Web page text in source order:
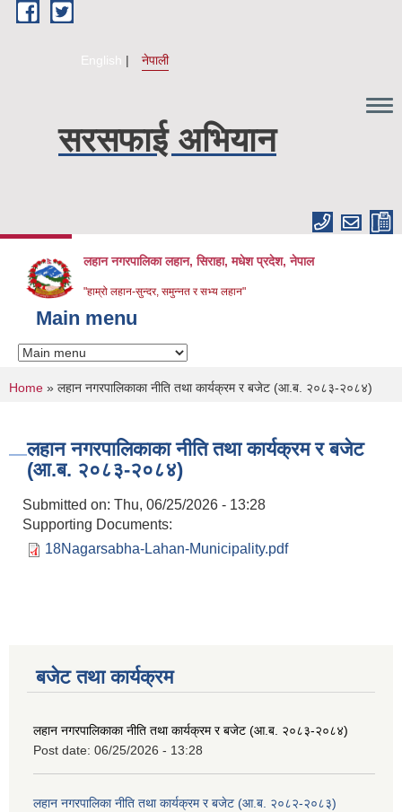
Skip to main content
English नेपाली
सरसफाई अभियान
लहान नगरपालिका लहान, सिराहा, मधेश प्रदेश, नेपाल
"हाम्रो लहान-सुन्दर, समुन्नत र सभ्य लहान"
Main menu
You are here
Home » लहान नगरपालिकाका नीति तथा कार्यक्रम र बजेट (आ.ब. २०८३-२०८४)
लहान नगरपालिकाका नीति तथा कार्यक्रम र बजेट
(आ.ब. २०८३-२०८४)
Submitted on: Thu, 06/25/2026 - 13:28
Supporting Documents:
18Nagarsabha-Lahan-Municipality.pdf
बजेट तथा कार्यक्रम
लहान नगरपालिकाका नीति तथा कार्यक्रम र बजेट (आ.ब. २०८३-२०८४)
Post date: 06/25/2026 - 13:28
लहान नगरपालिका नीति तथा कार्यक्रम र बजेट (आ.ब. २०८२-२०८३)